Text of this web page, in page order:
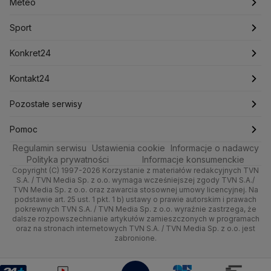
Lotnisko Chopina
Mariusz Błaszczak
Mark Zuckerberg
Ministerstwo Aktywów Państwowych
Ministerstwo Infrastruktury
Ministerstwo Rolnictwa
Ministerstwo Rozwoju i Technologii
Ministerstwo Sportu i Turystyki
Ministerstwo Cyfryzacji
Ministerstwo Edukacji Narodowej
Ministerstwo Finansów
Ministerstwo Klimatu i Środowiska
Ministerstwo Nauki i Szkolnictwa Wyższego
Ministerstwo Rodziny, Pracy i Polityki Społecznej
Sport
Zdrowie
Technologia
Quizy
Tematy
Newslettery
Ludzie Faktów
Katowice
Kraków
Poznań
Trójmiasto
Kielce
Kujawsko-pomorskie
Lublin
Lubuskie
Notowania
Pieniądze
Nieruchomości
Rynki
Dla firm
Handel
Ze świata
Tech
Moto
Meteo
Pogoda godzinowa
Pogoda długoterminowa
Pogoda na jutro
Pogoda na weekend
Najnowsze
Polska
Prognoza
Świat
Nauka
Sport
Piłka Nożna
Tenis
Kolarstwo
Skoki Narciarskie
Sporty zimowe
Lekkoatletyka
Siatkówka
F1
Konkret24
Najnowsze
Polska
Świat
Polityka
Zdrowie
Tech
Nauka
Kontakt24
Najnowsze
Gorące Tematy
Wyślij zgłoszenie
Pozostałe serwisy
TVN
Dzień Dobry TVN
Uwaga TVN
HGTV
TVN Turbo
Pomoc
Centrum pomocy
Test zgodności
Oglądaj na TV
Zrealizuj voucher
Regulamin serwisu Ustawienia cookie
Informacje o nadawcy
Polityka prywatności
Informacje konsumenckie
Copyright (C) 1997-2026 Korzystanie z materiałów redakcyjnych TVN
S.A. / TVN Media Sp. z o.o. wymaga wcześniejszej zgody TVN S.A./
TVN Media Sp. z o.o. oraz zawarcia stosownej umowy licencyjnej. Na
podstawie art. 25 ust. 1 pkt. 1 b) ustawy o prawie autorskim i prawach
pokrewnych TVN S.A. / TVN Media Sp. z o.o. wyraźnie zastrzega, że
dalsze rozpowszechnianie artykułów zamieszczonych w programach
oraz na stronach internetowych TVN S.A. / TVN Media Sp. z o.o. jest
zabronione.